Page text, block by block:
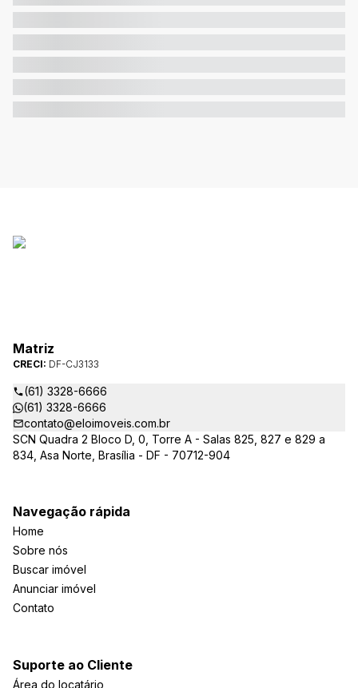
Matriz
CRECI: DF-CJ3133
(61) 3328-6666
(61) 3328-6666
contato@eloimoveis.com.br
SCN Quadra 2 Bloco D, 0, Torre A - Salas 825, 827 e 829 a
834, Asa Norte, Brasília - DF - 70712-904
Navegação rápida
Home
Sobre nós
Buscar imóvel
Anunciar imóvel
Contato
Suporte ao Cliente
Área do locatário